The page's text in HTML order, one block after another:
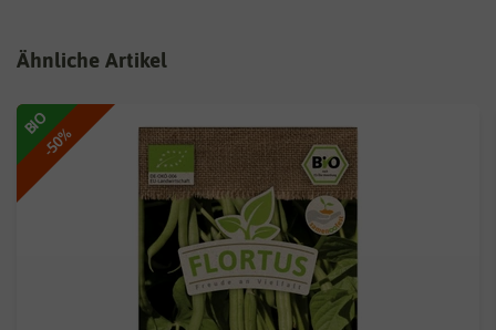
Ähnliche Artikel
-50%
BIO